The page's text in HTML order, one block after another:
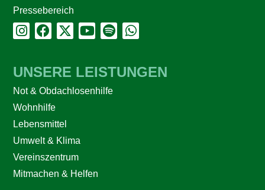
Pressebereich
UNSERE LEISTUNGEN
Not & Obdachlosenhilfe
Wohnhilfe
Lebensmittel
Umwelt & Klima
Vereinszentrum
Mitmachen & Helfen